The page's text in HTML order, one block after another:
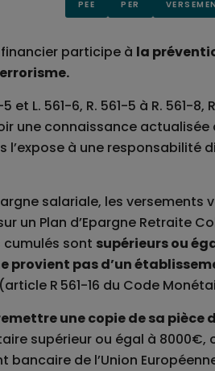
PEE PER
participe à la
L. 561-6, R. 561-5 à R. 561-8,
une connaissance
à une responsabilité
salariale, les
un Plan d’Epargne Retraite
sont supérieurs ou
pas d’un
(article R 561-16 du Code
une copie de sa pièce
supérieur ou égal à
de l’Union